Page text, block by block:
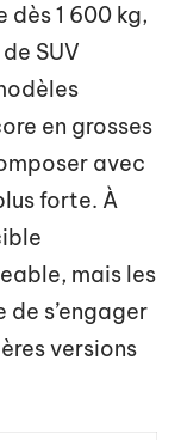
dès 1 600 kg,
SUV
en grosses
avec
forte. À
mais les
s’engager
versions